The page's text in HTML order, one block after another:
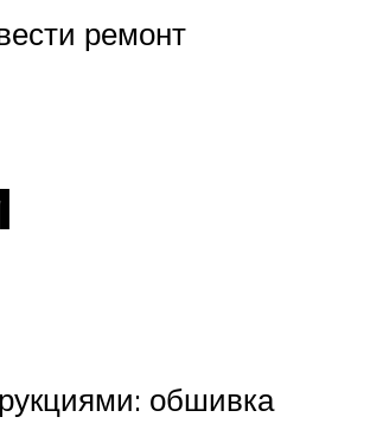
ремонт
обшивка